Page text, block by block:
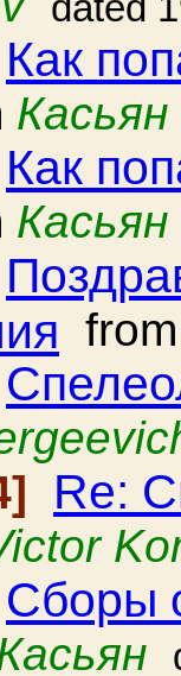
Как
Касьян
Как
Касьян
Re:
Сборы